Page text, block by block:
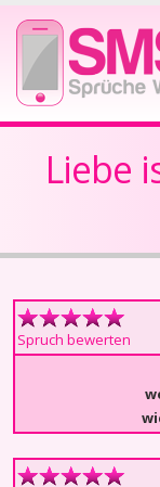
Liebe
Spruch bewerten